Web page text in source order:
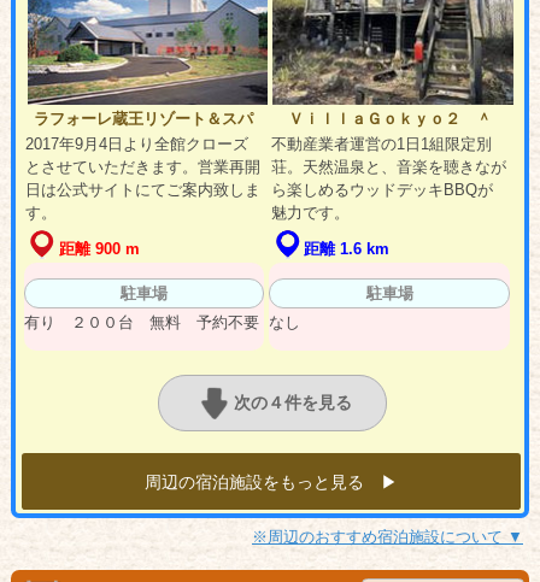
ラフォーレ蔵王リゾート＆スパ
2017年9月4日より全館クローズ
とさせていただきます。営業再開
日は公式サイトにてご案内致しま
す。
距離 900 m
駐車場
有り ２００台 無料 予約不要
ＶｉｌｌａＧｏｋｙｏ２ ＾
不動産業者運営の1日1組限定別
荘。天然温泉と、音楽を聴きなが
ら楽しめるウッドデッキBBQが
魅力です。
距離 1.6 km
駐車場
なし
次の４件を見る
周辺の宿泊施設をもっと見る ▶︎
※周辺のおすすめ宿泊施設について ▼